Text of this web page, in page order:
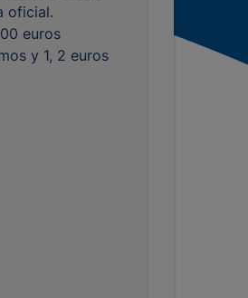
oficial.
euros
y 1, 2 euros